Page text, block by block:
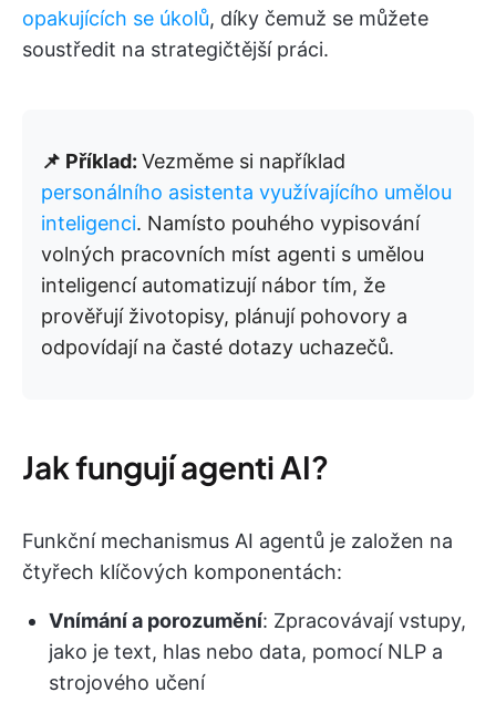
opakujících se úkolů, díky čemuž se můžete
soustředit na strategičtější práci.
📌 Příklad: Vezměme si například
personálního asistenta využívajícího umělou
inteligenci. Namísto pouhého vypisování
volných pracovních míst agenti s umělou
inteligencí automatizují nábor tím, že
prověřují životopisy, plánují pohovory a
odpovídají na časté dotazy uchazečů.
Jak fungují agenti AI?
Funkční mechanismus AI agentů je založen na
čtyřech klíčových komponentách:
Vnímání a porozumění: Zpracovávají vstupy,
jako je text, hlas nebo data, pomocí NLP a
strojového učení